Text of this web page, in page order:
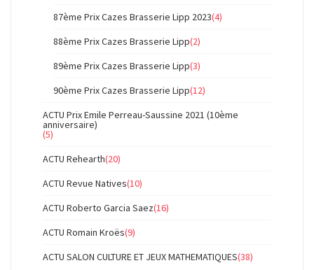
87ème Prix Cazes Brasserie Lipp 2023(4)
88ème Prix Cazes Brasserie Lipp(2)
89ème Prix Cazes Brasserie Lipp(3)
90ème Prix Cazes Brasserie Lipp(12)
ACTU Prix Emile Perreau-Saussine 2021 (10ème
anniversaire)
(5)
ACTU Rehearth(20)
ACTU Revue Natives(10)
ACTU Roberto Garcia Saez(16)
ACTU Romain Kroës(9)
ACTU SALON CULTURE ET JEUX MATHEMATIQUES(38)